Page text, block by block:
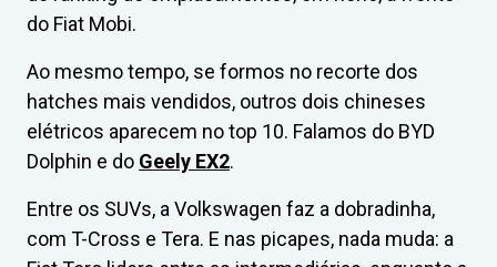
do Fiat Mobi.
Ao mesmo tempo, se formos no recorte dos
hatches mais vendidos, outros dois chineses
elétricos aparecem no top 10. Falamos do BYD
Dolphin e do Geely EX2.
Entre os SUVs, a Volkswagen faz a dobradinha,
com T-Cross e Tera. E nas picapes, nada muda: a